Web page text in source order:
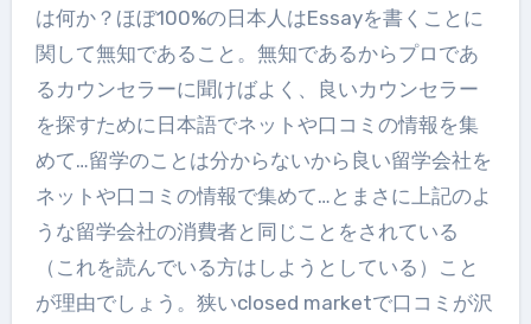
は何か？ほぼ100%の日本人はEssayを書くことに
関して無知であること。無知であるからプロであ
るカウンセラーに聞けばよく、良いカウンセラー
を探すために日本語でネットや口コミの情報を集
めて…留学のことは分からないから良い留学会社を
ネットや口コミの情報で集めて…とまさに上記のよ
うな留学会社の消費者と同じことをされている
（これを読んでいる方はしようとしている）こと
が理由でしょう。狭いclosed marketで口コミが沢